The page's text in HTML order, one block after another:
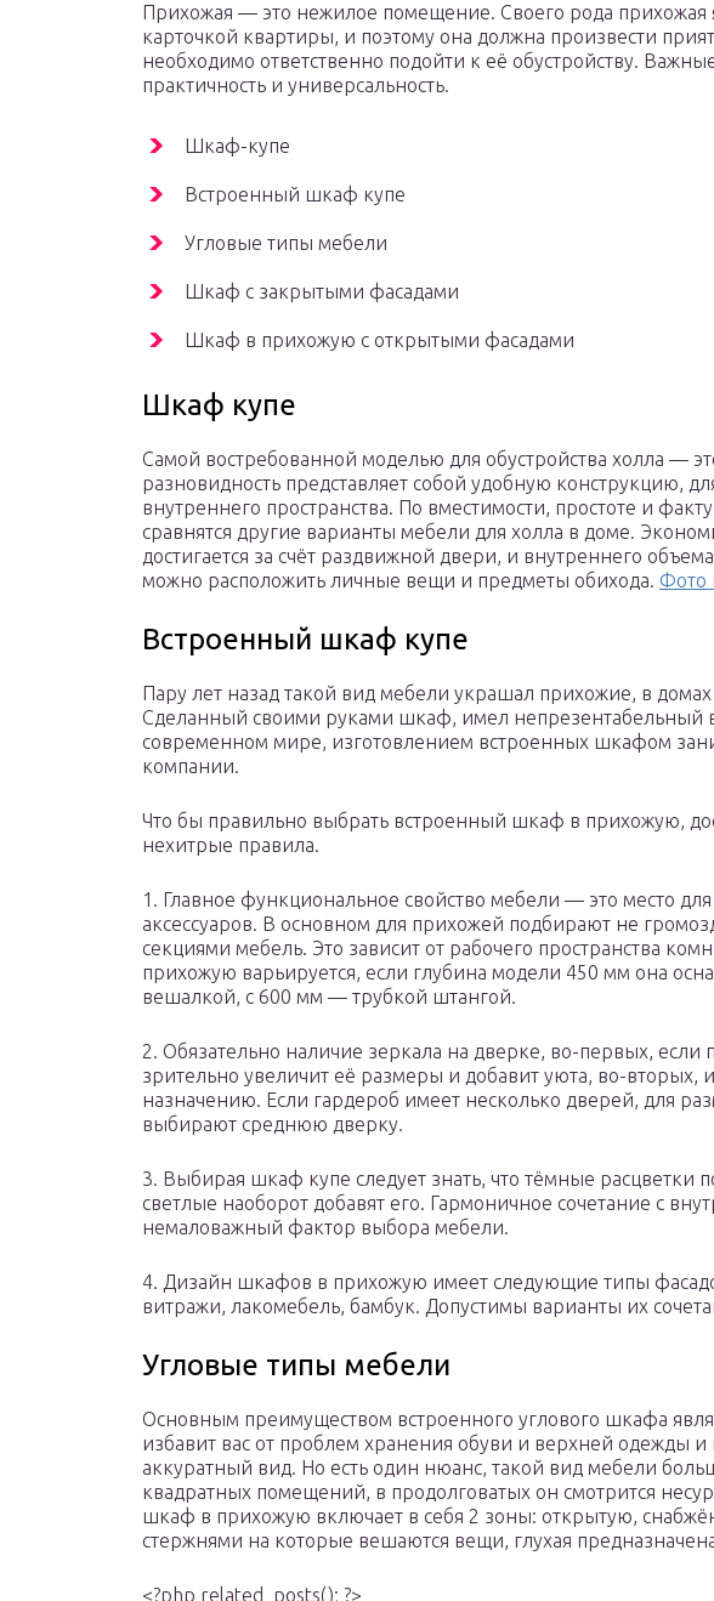
Прихожая — это нежилое помещение. Своего рода прихожая
карточкой квартиры, и поэтому она должна произвести
необходимо ответственно подойти к её обустройству.
практичность и универсальность.
Шкаф-купе
Встроенный шкаф купе
Угловые типы мебели
Шкаф с закрытыми фасадами
Шкаф в прихожую с открытыми фасадами
Шкаф купе
Самой востребованной моделью для обустройства холла —
разновидность представляет собой удобную конструкцию,
внутреннего пространства. По вместимости, простоте и
сравнятся другие варианты мебели для холла в доме.
достигается за счёт раздвижной двери, и внутреннего
можно расположить личные вещи и предметы обихода. Фото
Встроенный шкаф купе
Пару лет назад такой вид мебели украшал прихожие, в
Сделанный своими руками шкаф, имел непрезентабельный
современном мире, изготовлением встроенных шкафом
компании.
Что бы правильно выбрать встроенный шкаф в прихожую,
нехитрые правила.
1. Главное функциональное свойство мебели — это место
аксессуаров. В основном для прихожей подбирают не
секциями мебель. Это зависит от рабочего пространства
прихожую варьируется, если глубина модели 450 мм она
вешалкой, с 600 мм — трубкой штангой.
2. Обязательно наличие зеркала на дверке, во-первых,
зрительно увеличит её размеры и добавит уюта, во-вторых,
назначению. Если гардероб имеет несколько дверей, для
выбирают среднюю дверку.
3. Выбирая шкаф купе следует знать, что тёмные расцветки
светлые наоборот добавят его. Гармоничное сочетание с
немаловажный фактор выбора мебели.
4. Дизайн шкафов в прихожую имеет следующие типы
витражи, лакомебель, бамбук. Допустимы варианты их
Угловые типы мебели
Основным преимуществом встроенного углового шкафа
избавит вас от проблем хранения обуви и верхней одежды
аккуратный вид. Но есть один нюанс, такой вид мебели
квадратных помещений, в продолговатых он смотрится
шкаф в прихожую включает в себя 2 зоны: открытую,
стержнями на которые вешаются вещи, глухая
<?php related_posts(); ?>